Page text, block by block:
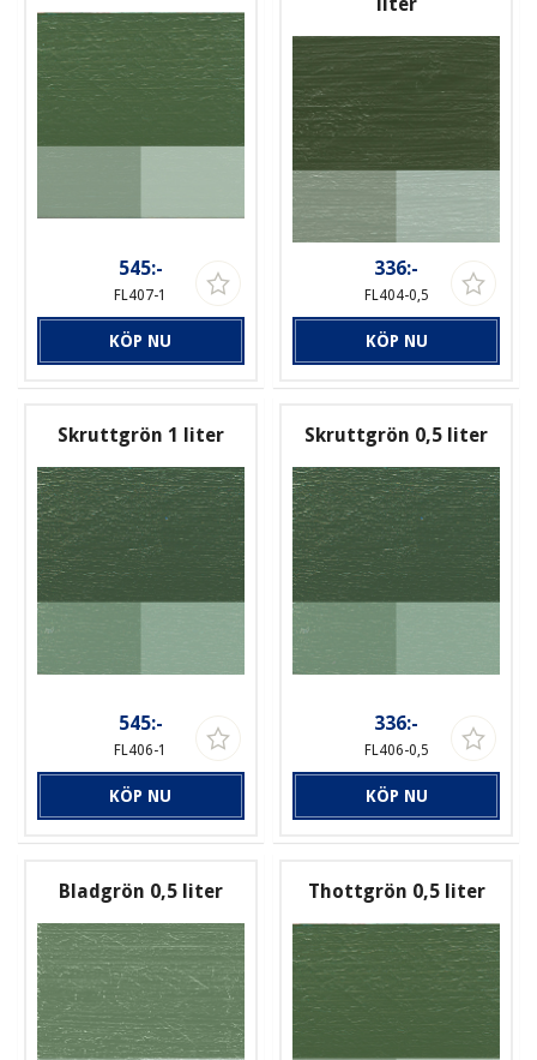
545:-
FL407-1
KÖP NU
336:-
FL404-0,5
KÖP NU
Skruttgrön 1 liter
545:-
FL406-1
KÖP NU
Skruttgrön 0,5 liter
336:-
FL406-0,5
KÖP NU
Bladgrön 0,5 liter Thottgrön 0,5 liter